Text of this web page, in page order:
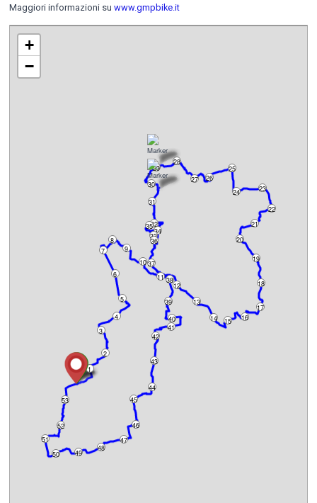
Maggiori informazioni su www.gmpbike.it
32
16
48
8
24
40
4
12
20
28
36
44
52
2
6
10
14
18
22
26
30
34
38
42
46
50
1
3
5
7 9
11
13
15
17
19
21
23
25
27
29
31
33
35
37
39
41
43
45
47
49
51
53
+
−